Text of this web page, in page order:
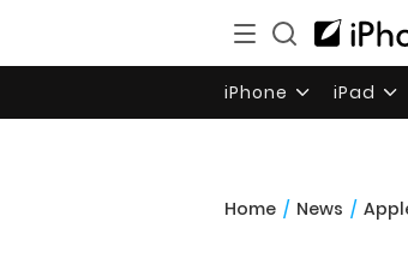
iPhone iPad
Home / News /